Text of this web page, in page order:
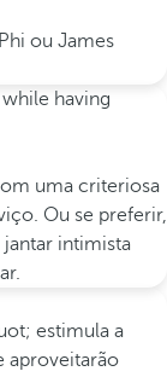
ou James
uma criteriosa
Ou se preferir,
jantar intimista
estimula a
aproveitarão